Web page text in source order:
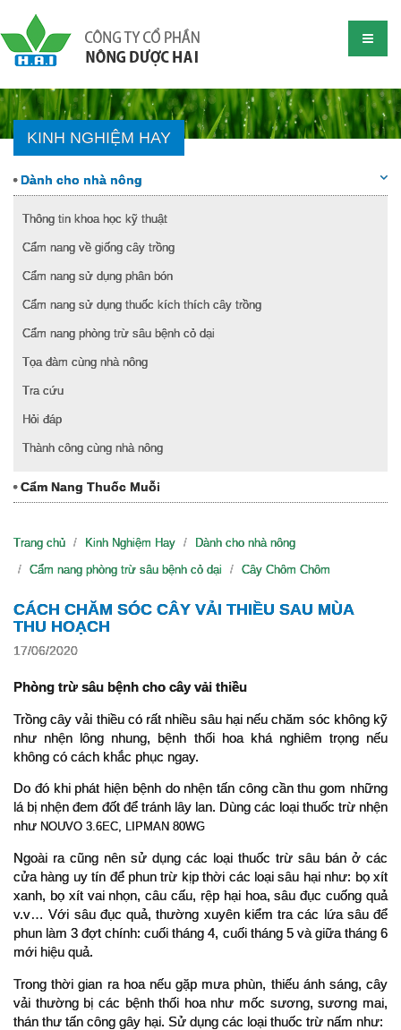
KINH NGHIỆM HAY
Dành cho nhà nông
Thông tin khoa học kỹ thuật
Cẩm nang về giống cây trồng
Cẩm nang sử dụng phân bón
Cẩm nang sử dụng thuốc kích thích cây trồng
Cẩm nang phòng trừ sâu bệnh cỏ dại
Tọa đàm cùng nhà nông
Tra cứu
Hỏi đáp
Thành công cùng nhà nông
Cẩm Nang Thuốc Muỗi
Trang chủ Kinh Nghiệm Hay
Dành cho nhà nông
Cẩm nang phòng trừ sâu bệnh cỏ dại
Cây Chôm Chôm
CÁCH CHĂM SÓC CÂY VẢI THIỀU SAU MÙA
THU HOẠCH
17/06/2020
Phòng trừ sâu bệnh cho cây vải thiều
Trồng cây vải thiều có rất nhiều sâu hại nếu chăm sóc không kỹ
như nhện lông nhung, bệnh thối hoa khá nghiêm trọng nếu
không có cách khắc phục ngay.
Do đó khi phát hiện bệnh do nhện tấn công cần thu gom những
lá bị nhện đem đốt để tránh lây lan. Dùng các loại thuốc trừ nhện
như NOUVO 3.6EC, LIPMAN 80WG
Ngoài ra cũng nên sử dụng các loại thuốc trừ sâu bán ở các
cửa hàng uy tín để phun trừ kịp thời các loại sâu hại như: bọ xít
xanh, bọ xít vai nhọn, câu cấu, rệp hại hoa, sâu đục cuống quả
v.v… Với sâu đục quả, thường xuyên kiểm tra các lứa sâu để
phun làm 3 đợt chính: cuối tháng 4, cuối tháng 5 và giữa tháng 6
mới hiệu quả.
Trong thời gian ra hoa nếu gặp mưa phùn, thiếu ánh sáng, cây
vải thường bị các bệnh thối hoa như mốc sương, sương mai,
thán thư tấn công gây hại. Sử dụng các loại thuốc trừ nấm như: